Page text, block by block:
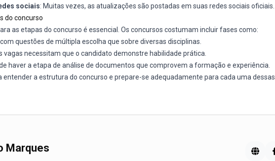
sociais: Muitas vezes, as atualizações são postadas em suas redes sociais oficiais.
do concurso
as etapas do concurso é essencial. Os concursos costumam incluir fases como:
questões de múltipla escolha que sobre diversas disciplinas.
vagas necessitam que o candidato demonstre habilidade prática.
haver a etapa de análise de documentos que comprovem a formação e experiência.
entender a estrutura do concurso e prepare-se adequadamente para cada uma dessas
Marques